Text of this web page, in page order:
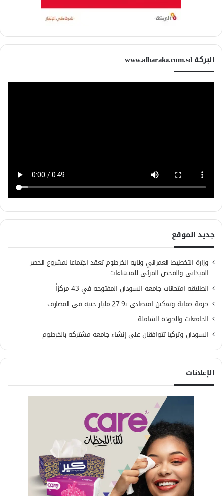
البركة www.albaraka.com.sd
جديد الموقع
وزارة التخطيط العمراني ولاية الخرطوم تعقد اجتماعا لمشروع الحصر
الميداني والفحص المرئي للمنشاءات
انطلاقة امتحانات جامعة السودان المفتوحة في 43 مركزاً
حزمة حماية وتمكين اقتصادي بـ27.9 مليار جنيه في القضارف
الجامعات والجودة الشاملة
السودان وتركيا تتوافقان على إنشاء جامعة مشتركة بالخرطوم
الإعلانات